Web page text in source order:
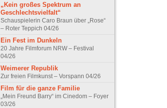
„Kein großes Spektrum an
Geschlechtsvielfalt“
Schauspielerin Caro Braun über „Rose“
– Roter Teppich 04/26
Ein Fest im Dunkeln
20 Jahre Filmforum NRW – Festival
04/26
Weimerer Republik
Zur freien Filmkunst – Vorspann 04/26
Film für die ganze Familie
„Mein Freund Barry“ im Cinedom – Foyer
03/26